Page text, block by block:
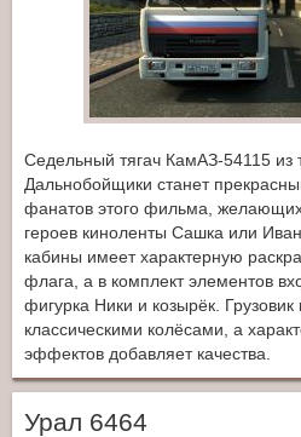
Седельный тягач КамАЗ-54115 из
Дальнобойщики станет
фанатов этого фильма,
героев киноленты Сашка или
кабины имеет характерную
флага, а в комплект элементов
фигурка Ники и козырёк. Грузовик
классическими колёсами, а
эффектов добавляет качества.
Урал 6464